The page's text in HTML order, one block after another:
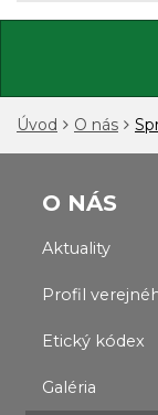
Úvod O nás
O NÁS
Aktuality
Profil
Etický kódex
Galéria